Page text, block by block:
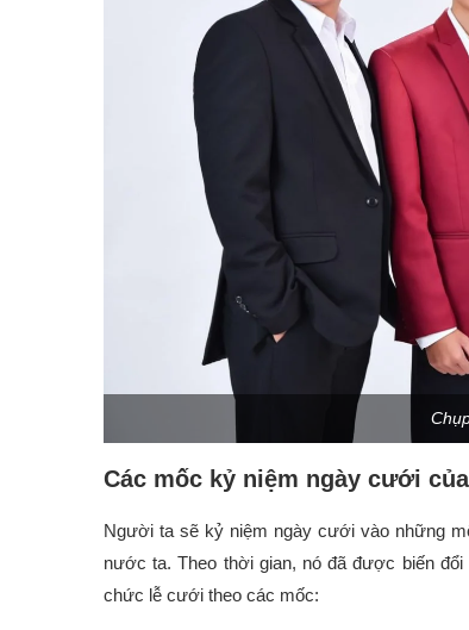
Các mốc kỷ niệm ngày cưới
Người ta sẽ kỷ niệm ngày cưới vào những
nước ta. Theo thời gian, nó đã được biến
chức lễ cưới theo các mốc: